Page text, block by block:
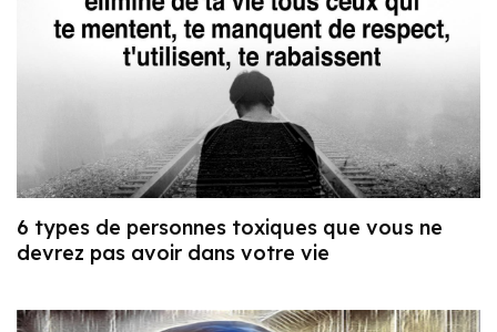
6 types de personnes toxiques que vous ne
devrez pas avoir dans votre vie